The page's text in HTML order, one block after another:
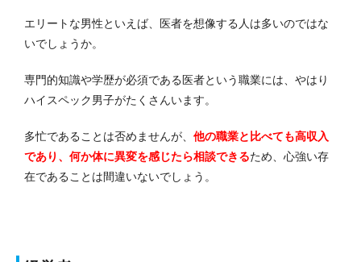
エリートな男性といえば、医者を想像する人は多いのではな
いでしょうか。
専門的知識や学歴が必須である医者という職業には、やはり
ハイスペック男子がたくさんいます。
多忙であることは否めませんが、 他の職業と比べても高収入
であり、何か体に異変を感じたら相談できるため、心強い存
在であることは間違いないでしょう。